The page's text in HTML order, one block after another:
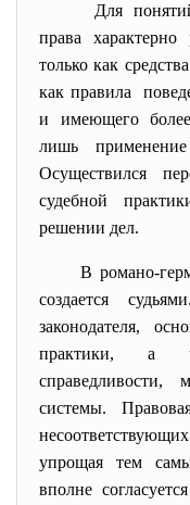
Для
права
только как
как правила
и имеющего
лишь
Осуществился
судебной
решении дел.
В романо-
создается
законодателя,
практики, а
системы.
упрощая тем
вполне